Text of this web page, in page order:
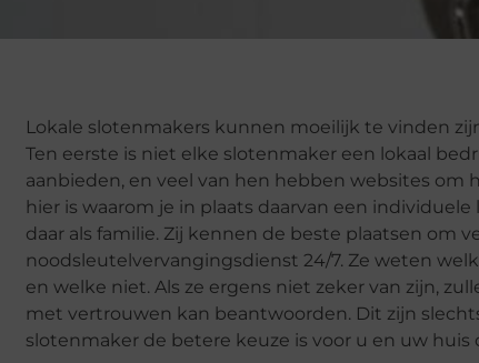
Lokale slotenmakers kunnen moeilijk te vinden
Ten eerste is niet elke slotenmaker een lokaal
aanbieden, en veel van hen hebben websites
hier is waarom je in plaats daarvan een
daar als familie. Zij kennen de beste plaatsen om
noodsleutelvervangingsdienst 24/7. Ze weten
en welke niet. Als ze ergens niet zeker van zijn,
met vertrouwen kan beantwoorden. Dit zijn
slotenmaker de betere keuze is voor u en uw huis